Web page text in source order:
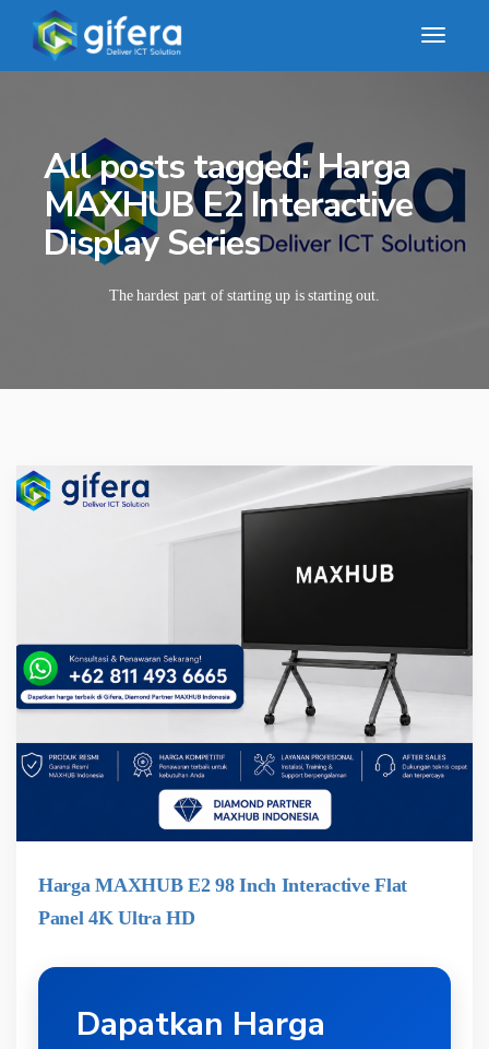
All posts tagged: Harga
MAXHUB E2 Interactive
Display Series
The hardest part of starting up is starting out.
Harga MAXHUB E2 98 Inch Interactive Flat
Panel 4K Ultra HD
Dapatkan Harga